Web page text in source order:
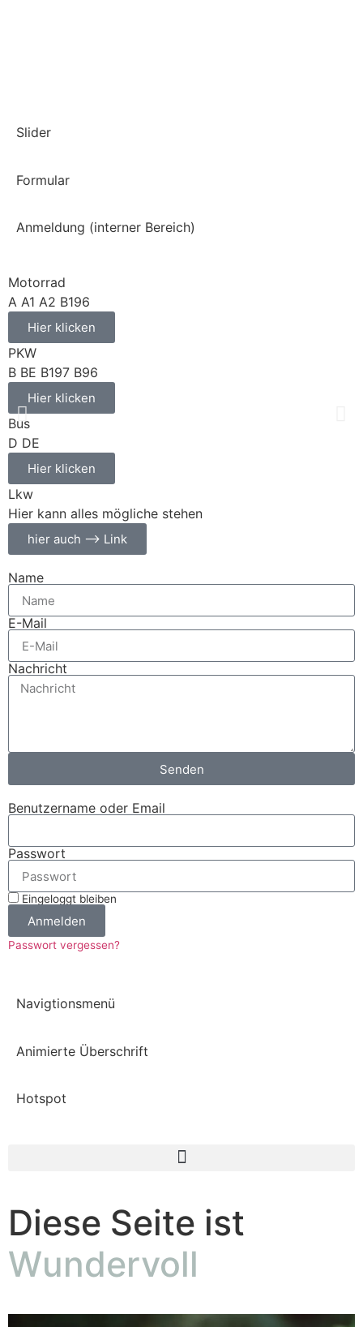
Slider
Formular
Anmeldung (interner Bereich)
Motorrad
A A1 A2 B196
Hier klicken
PKW
B BE B197 B96
Hier klicken
Bus
D DE
Hier klicken
Lkw
Hier kann alles mögliche stehen
hier auch --> Link
Name
E-Mail
Nachricht
Senden
Benutzername oder Email
Passwort
Eingeloggt bleiben
Anmelden
Passwort vergessen?
Navigtionsmenü
Animierte Überschrift
Hotspot
Diese Seite ist
Wundervoll